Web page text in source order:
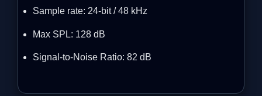
Sample rate: 24-bit / 48 kHz
Max SPL: 128 dB
Signal-to-Noise Ratio: 82 dB